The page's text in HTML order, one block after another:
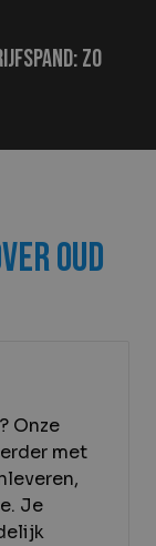
zo
oud
Onze
met
Je